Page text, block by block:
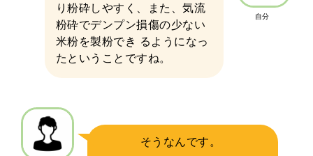
自分
り粉砕しやすく、また、気流
粉砕でデンプン損傷の少ない
米粉を製粉でき るようになっ
たということですね。
そうなんです。